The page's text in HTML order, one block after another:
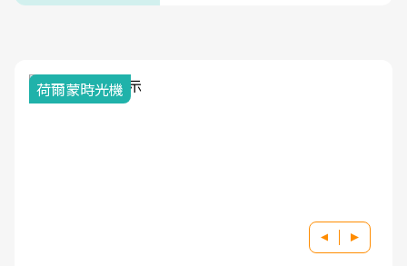
荷爾蒙時光機